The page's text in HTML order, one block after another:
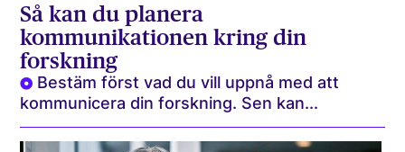
Så kan du planera
kommunikationen kring din
forskning
Bestäm först vad du vill uppnå med att
kommunicera din forskning. Sen kan...